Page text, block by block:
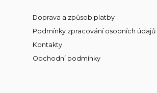
Doprava a způsob platby
Podmínky zpracování osobních údajů
Kontakty
Obchodní podmínky